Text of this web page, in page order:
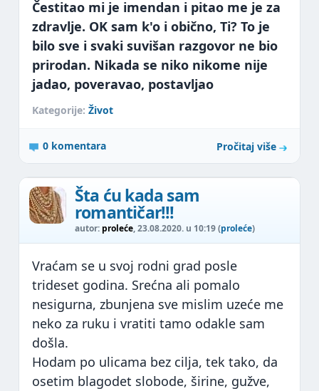
Čestitao mi je imendan i pitao me je za
zdravlje. OK sam k'o i obično, Ti? To je
bilo sve i svaki suvišan razgovor ne bio
prirodan. Nikada se niko nikome nije
jadao, poveravao, postavljao
Kategorije: Život
0 komentara Pročitaj više
Šta ću kada sam
romantičar!!!
autor: proleće, 23.08.2020. u 10:19 (proleće)
Vraćam se u svoj rodni grad posle
trideset godina. Srećna ali pomalo
nesigurna, zbunjena sve mislim uzeće me
neko za ruku i vratiti tamo odakle sam
došla.
Hodam po ulicama bez cilja, tek tako, da
osetim blagodet slobode, širine, gužve,